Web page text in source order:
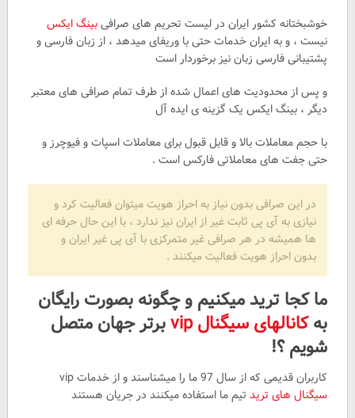
خوشبختانه کشور ایران در لیست تحریم های صرافیبینگ ایکس
نیست ، و به ایران خدمات حتی با وریفای میدهد ، از زبان فارسی و
پشتیبانی فارسی زبان نیز برخوردار است
و پس از محدودیت های اعمال شده از طرف تمام صرافی های معتبر
دیگر ، بینگ ایکس یک گزینه ی ایده آل
با حجم معاملات بالا و قابل قبول برای معاملات اسپات و فیوچرز و
حتی جفت های معاملاتی فارکس است .
در این صرافی بدون نیاز به احراز هویت میتوان فعالیت کرد و
نیازی به آی پی ثابت غیر از ایران نیز ندارد ، با این حال حرفه ای
ها همیشه در هر صرافی غیر متمرکزی با آی پی غیر ایران و
بدون احراز هویت فعالیت میکنند .
ما کجا ترید میکنیم و چگونه بصورت رایگان
بهکانالهای سیگنال vip
برتر جهان متصل
شویم ؟!
کاربران قدیمی که از سال 97 ما را میشناسند و از خدمات vip
سیگنال های تریدتیم ما استفاده میکنند در جریان هستند